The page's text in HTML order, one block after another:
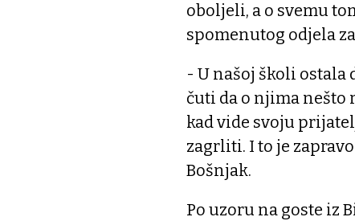
oboljeli, a o svemu
spomenutog odjela
- U našoj školi ostala
čuti da o njima nešto
kad vide svoju
zagrliti. I to je
Bošnjak.
Po uzoru na goste iz